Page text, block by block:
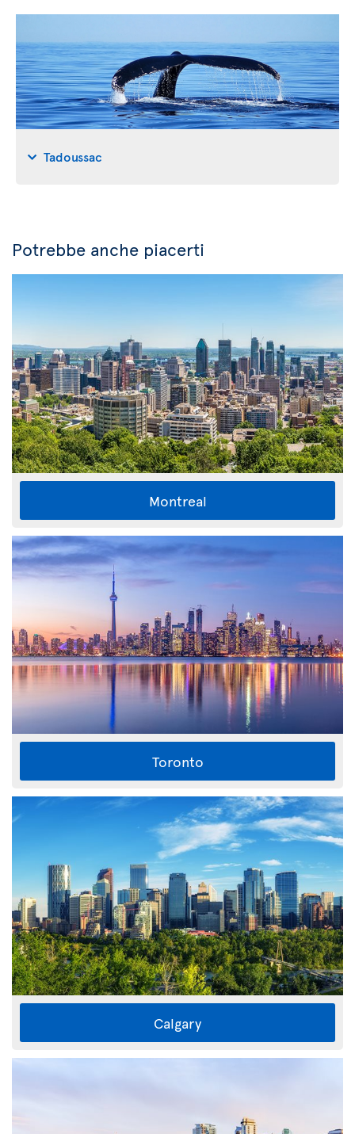
Tadoussac
Potrebbe anche piacerti
Montreal
Toronto
Calgary